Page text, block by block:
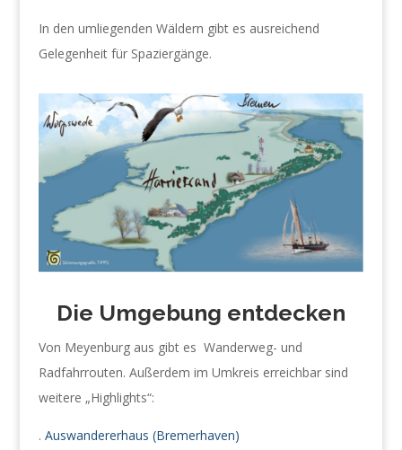
In den umliegenden Wäldern gibt es ausreichend
Gelegenheit für Spaziergänge.
Die Umgebung entdecken
Von Meyenburg aus gibt es Wanderweg- und
Radfahrrouten. Außerdem im Umkreis erreichbar sind
weitere „Highlights“:
. Auswandererhaus (Bremerhaven)